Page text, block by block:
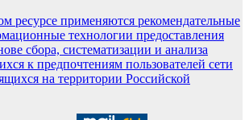
ресурсе применяются рекомендательные
технологии предоставления
сбора, систематизации и анализа
к предпочтениям пользователей сети
на территории Российской